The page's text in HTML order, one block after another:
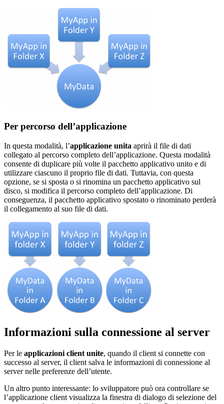
Per percorso dell’applicazione
In questa modalità, l’applicazione unita aprirà il file di dati
collegato al percorso completo dell’applicazione. Questa modalità
consente di duplicare più volte il pacchetto applicativo unito e di
utilizzare ciascuno il proprio file di dati. Tuttavia, con questa
opzione, se si sposta o si rinomina un pacchetto applicativo sul
disco, si modifica il percorso completo dell’applicazione. Di
conseguenza, il pacchetto applicativo spostato o rinominato perderà
il collegamento al suo file di dati.
Informazioni sulla connessione al server
Per le applicazioni client unite, quando il client si connette con
successo al server, il client salva le informazioni di connessione al
server nelle preferenze dell’utente.
Un altro punto interessante: lo sviluppatore può ora controllare se
l’applicazione client visualizza la finestra di dialogo di selezione del